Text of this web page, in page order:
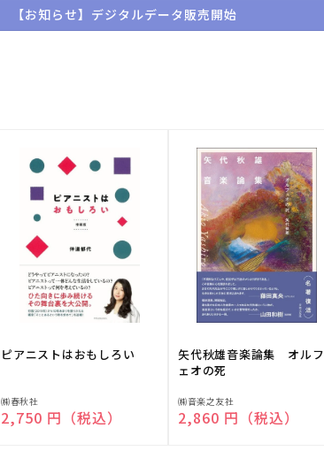
【お知らせ】デジタルデータ販売開始
ピアニストはおもしろい
販
売
㈱春秋社
通常価格
2,750 円（税込）
矢代秋雄音楽論集 オルフ
ェオの死
販
売
㈱音楽之友社
通常価格
2,860 円（税込）